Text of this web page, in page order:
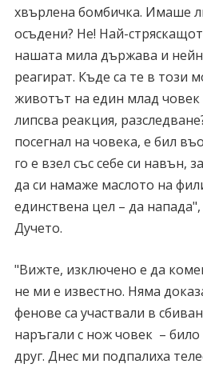
хвърлена бомбичка. Имаше
осъдени? Не! Най-
нашата мила държава и
реагират. Къде са те в този
животът на един млад
липсва реакция,
посегнал на човека, е бил
го е взел със себе си навън,
да си намаже маслото на
единствена цел – да
Дучето.
"Вижте, изключено е да
не ми е известно. Няма
фенове са участвали в
наръгали с нож човек –
друг. Днес ми подпалиха